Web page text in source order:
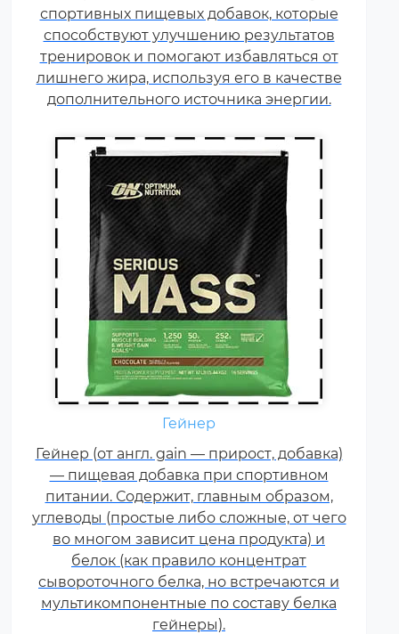
спортивных пищевых добавок, которые
способствуют улучшению результатов
тренировок и помогают избавляться от
лишнего жира, используя его в качестве
дополнительного источника энергии.
зависит цена продукта) и белок
(как правило концентрат
сывороточного белка, но
встречаются и
мультикомпонентные по
Гейнер
Гейнер (от англ. gain — прирост, добавка)
— пищевая добавка при спортивном
питании. Содержит, главным образом,
углеводы (простые либо сложные, от чего
во многом зависит цена продукта) и
белок (как правило концентрат
сывороточного белка, но встречаются и
мультикомпонентные по составу белка
гейнеры).
Креатин – спортивная добавка,
используемая в силовых видах
спорта, фитнесе, а также видах
спорта связанных с
динамической нагрузкой или
силовой выносливостью. Это
кислота, синтезируемая в
организме человека в
скелетных мышцах.